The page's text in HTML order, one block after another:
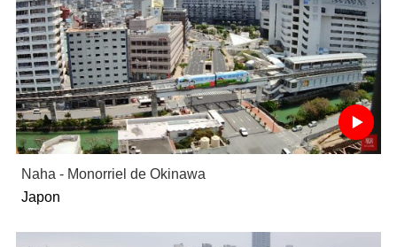
Naha - Monorriel de Okinawa
Japon